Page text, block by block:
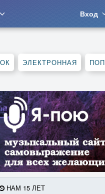
Вход
ЭЛЕКТРОННАЯ ПОП
НАМ 15 ЛЕТ